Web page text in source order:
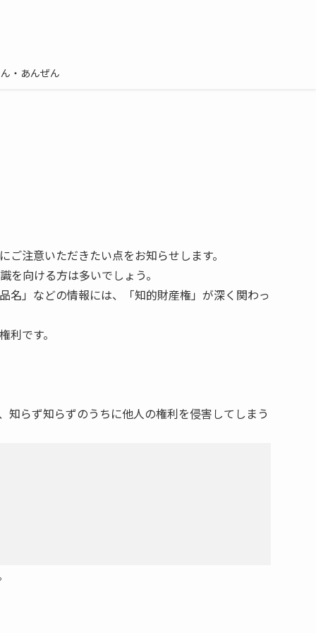
・あんぜん
注意いただきたい点をお知らせします。
向ける方は多いでしょう。
名」などの情報には、「知的財産権」が深く関わっ
です。
らず知らずのうちに他人の権利を侵害してしまう